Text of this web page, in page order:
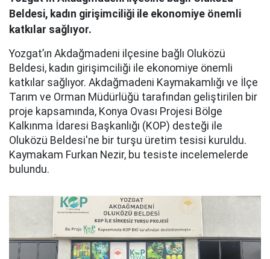
Beldesi, kadın girişimciliği ile ekonomiye önemli
katkılar sağlıyor.
Yozgat’ın Akdağmadeni ilçesine bağlı Oluközü
Beldesi, kadın girişimciliği ile ekonomiye önemli
katkılar sağlıyor. Akdağmadeni Kaymakamlığı ve İlçe
Tarım ve Orman Müdürlüğü tarafından geliştirilen bir
proje kapsamında, Konya Ovası Projesi Bölge
Kalkınma İdaresi Başkanlığı (KOP) desteği ile
Oluközü Beldesi'ne bir turşu üretim tesisi kuruldu.
Kaymakam Furkan Nezir, bu tesiste incelemelerde
bulundu.